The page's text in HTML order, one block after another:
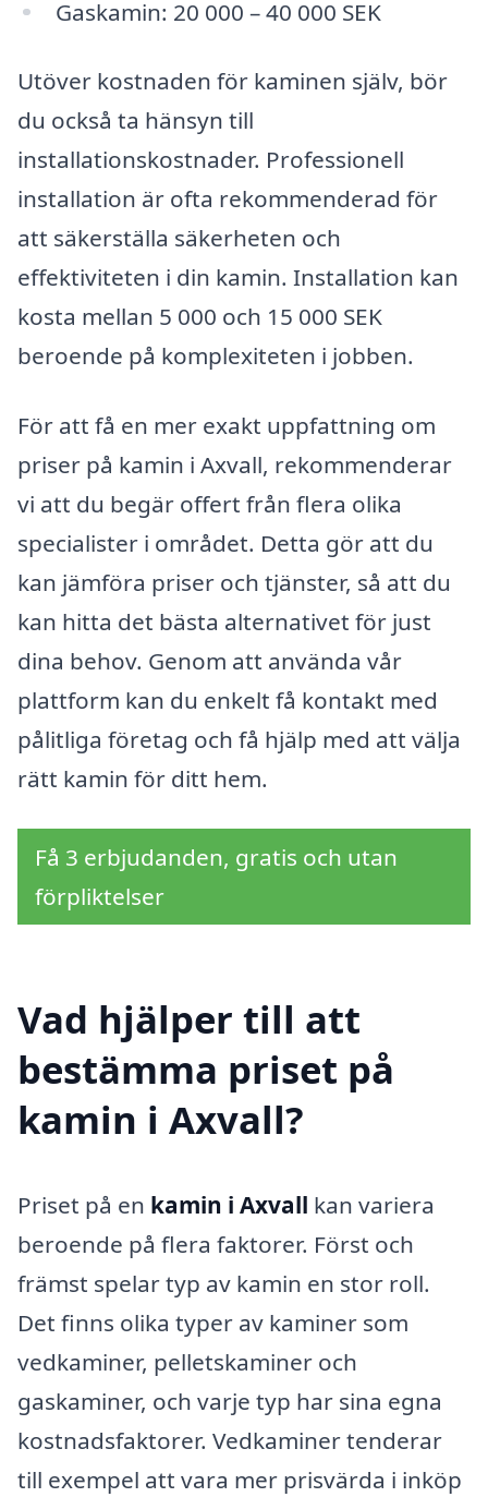
Gaskamin: 20 000 – 40 000 SEK
Utöver kostnaden för kaminen själv, bör
du också ta hänsyn till
installationskostnader. Professionell
installation är ofta rekommenderad för
att säkerställa säkerheten och
effektiviteten i din kamin. Installation kan
kosta mellan 5 000 och 15 000 SEK
beroende på komplexiteten i jobben.
För att få en mer exakt uppfattning om
priser på kamin i Axvall, rekommenderar
vi att du begär offert från flera olika
specialister i området. Detta gör att du
kan jämföra priser och tjänster, så att du
kan hitta det bästa alternativet för just
dina behov. Genom att använda vår
plattform kan du enkelt få kontakt med
pålitliga företag och få hjälp med att välja
rätt kamin för ditt hem.
Få 3 erbjudanden, gratis och utan
förpliktelser
Vad hjälper till att
bestämma priset på
kamin i Axvall?
Priset på en kamin i Axvall kan variera
beroende på flera faktorer. Först och
främst spelar typ av kamin en stor roll.
Det finns olika typer av kaminer som
vedkaminer, pelletskaminer och
gaskaminer, och varje typ har sina egna
kostnadsfaktorer. Vedkaminer tenderar
till exempel att vara mer prisvärda i inköp